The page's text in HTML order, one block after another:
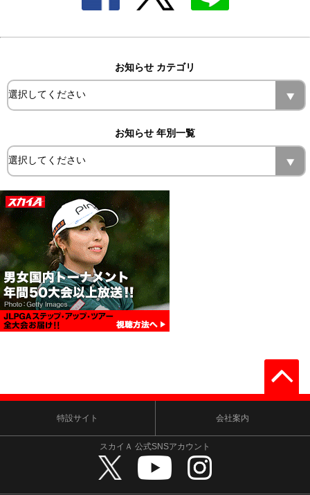
お知らせ カテゴリ
お知らせ 年別一覧
特設サイト 会社案内
スカイＡ 公式SNSアカウント